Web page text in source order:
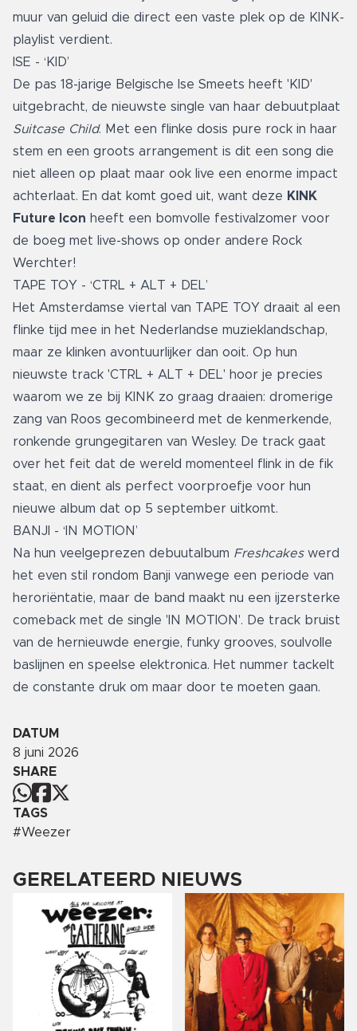
muur van geluid die direct een vaste plek op de KINK-
playlist verdient.
ISE - ‘KID’
De pas 18-jarige Belgische Ise Smeets heeft 'KID'
uitgebracht, de nieuwste single van haar debuutplaat
Suitcase Child. Met een flinke dosis pure rock in haar
stem en een groots arrangement is dit een song die
niet alleen op plaat maar ook live een enorme impact
achterlaat. En dat komt goed uit, want deze KINK
Future Icon heeft een bomvolle festivalzomer voor
de boeg met live-shows op onder andere Rock
Werchter!
TAPE TOY - ‘CTRL + ALT + DEL’
Het Amsterdamse viertal van TAPE TOY draait al een
flinke tijd mee in het Nederlandse muzieklandschap,
maar ze klinken avontuurlijker dan ooit. Op hun
nieuwste track 'CTRL + ALT + DEL' hoor je precies
waarom we ze bij KINK zo graag draaien: dromerige
zang van Roos gecombineerd met de kenmerkende,
ronkende grungegitaren van Wesley. De track gaat
over het feit dat de wereld momenteel flink in de fik
staat, en dient als perfect voorproefje voor hun
nieuwe album dat op 5 september uitkomt.
BANJI - ‘IN MOTION’
Na hun veelgeprezen debuutalbum Freshcakeswerd
het even stil rondom Banji vanwege een periode van
heroriëntatie, maar de band maakt nu een ijzersterke
comeback met de single 'IN MOTION'. De track bruist
van de hernieuwde energie, funky grooves, soulvolle
baslijnen en speelse elektronica. Het nummer tackelt
de constante druk om maar door te moeten gaan.
DATUM
8 juni 2026
SHARE
TAGS
#Weezer
GERELATEERD NIEUWS